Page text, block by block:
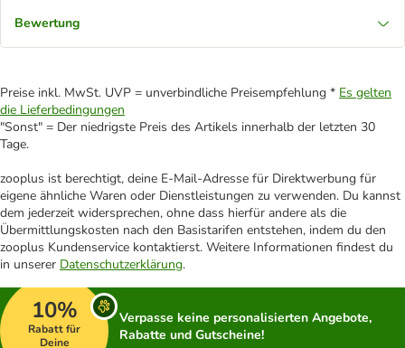
Bewertung
Preise inkl. MwSt. UVP = unverbindliche Preisempfehlung * Es gelten
die Lieferbedingungen
"Sonst" = Der niedrigste Preis des Artikels innerhalb der letzten 30
Tage.
zooplus ist berechtigt, deine E-Mail-Adresse für Direktwerbung für
eigene ähnliche Waren oder Dienstleistungen zu verwenden. Du kannst
dem jederzeit widersprechen, ohne dass hierfür andere als die
Übermittlungskosten nach den Basistarifen entstehen, indem du den
zooplus Kundenservice kontaktierst. Weitere Informationen findest du
in unserer Datenschutzerklärung.
10%
Rabatt für
Deine
Verpasse keine personalisierten Angebote,
Rabatte und Gutscheine!